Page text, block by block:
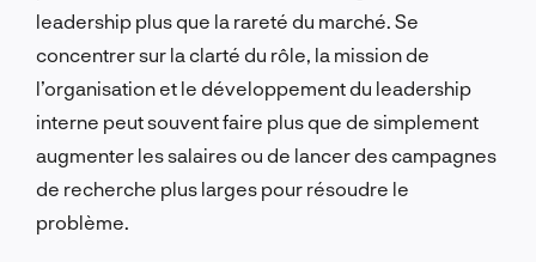
leadership plus que la rareté du marché. Se
concentrer sur la clarté du rôle, la mission de
l’organisation et le développement du leadership
interne peut souvent faire plus que de simplement
augmenter les salaires ou de lancer des campagnes
de recherche plus larges pour résoudre le
problème.